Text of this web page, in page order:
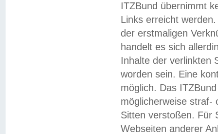
ITZBund übernimmt
Links erreicht
der erstmaligen
handelt es sich
Inhalte der verlinkten
worden sein. Eine
möglich. Das
möglicherweise straf-
Sitten verstoßen. Für
Webseiten anderer